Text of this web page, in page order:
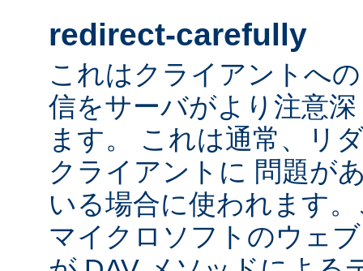
redirect-carefully
これはクライアントへ
信をサーバがより注意
ます。 これは通常、リ
クライアントに 問題が
いる場合に使われます
マイクロソフトのウェ